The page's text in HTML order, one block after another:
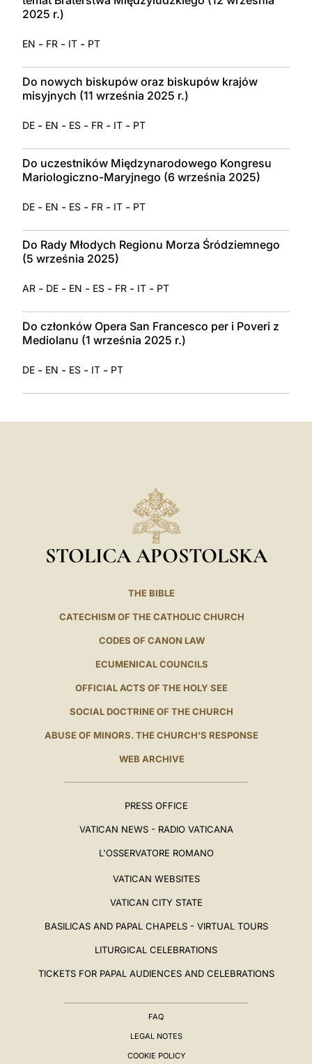
2025 r.)
EN - FR - IT - PT
Do nowych biskupów oraz biskupów krajów
misyjnych (11 września 2025 r.)
DE - EN - ES - FR - IT - PT
Do uczestników Międzynarodowego Kongresu
Mariologiczno-Maryjnego (6 września 2025)
DE - EN - ES - FR - IT - PT
Do Rady Młodych Regionu Morza Śródziemnego
(5 września 2025)
AR - DE - EN - ES - FR - IT - PT
Do członków Opera San Francesco per i Poveri z
Mediolanu (1 września 2025 r.)
DE - EN - ES - IT - PT
STOLICA APOSTOLSKA
THE BIBLE
CATECHISM OF THE CATHOLIC CHURCH
CODES OF CANON LAW
ECUMENICAL COUNCILS
OFFICIAL ACTS OF THE HOLY SEE
SOCIAL DOCTRINE OF THE CHURCH
ABUSE OF MINORS. THE CHURCH'S RESPONSE
WEB ARCHIVE
PRESS OFFICE
VATICAN NEWS - RADIO VATICANA
L'OSSERVATORE ROMANO
VATICAN WEBSITES
VATICAN CITY STATE
BASILICAS AND PAPAL CHAPELS - VIRTUAL TOURS
LITURGICAL CELEBRATIONS
TICKETS FOR PAPAL AUDIENCES AND CELEBRATIONS
FAQ
LEGAL NOTES
COOKIE POLICY